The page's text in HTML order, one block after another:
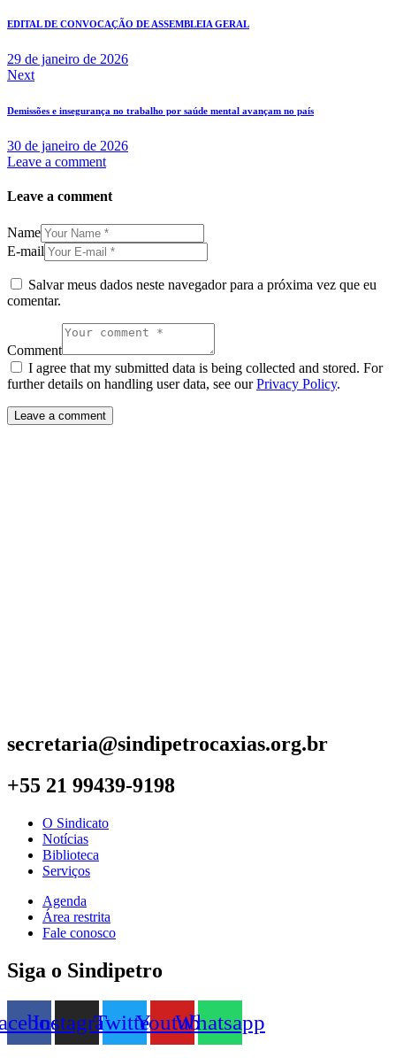
EDITAL DE CONVOCAÇÃO DE ASSEMBLEIA GERAL
29 de janeiro de 2026
Next
Demissões e insegurança no trabalho por saúde mental avançam no país
30 de janeiro de 2026
Leave a comment
Leave a comment
Name
E-mail
Salvar meus dados neste navegador para a próxima vez que eu
comentar.
Comment
I agree that my submitted data is being collected and stored. For
further details on handling user data, see ourPrivacy Policy.
secretaria@sindipetrocaxias.org.br
+55 21 99439-9198
O Sindicato
Notícias
Biblioteca
Serviços
Agenda
Área restrita
Fale conosco
Siga o Sindipetro
InstagramTwitterYoutubeWhatsapp